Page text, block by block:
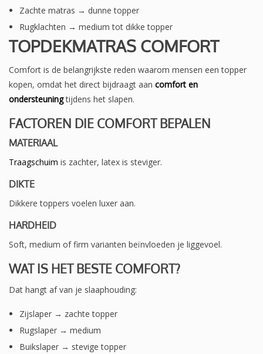
Zachte matras → dunne topper
Rugklachten → medium tot dikke topper
TOPDEKMATRAS COMFORT
Comfort is de belangrijkste reden waarom mensen een topper
kopen, omdat het direct bijdraagt aan comfort en
ondersteuningtijdens het slapen.
FACTOREN DIE COMFORT BEPALEN
MATERIAAL
Traagschuim is zachter, latex is steviger.
DIKTE
Dikkere toppers voelen luxer aan.
HARDHEID
Soft, medium of firm varianten beïnvloeden je liggevoel.
WAT IS HET BESTE COMFORT?
Dat hangt af van je slaaphouding:
Zijslaper → zachte topper
Rugslaper → medium
Buikslaper → stevige topper